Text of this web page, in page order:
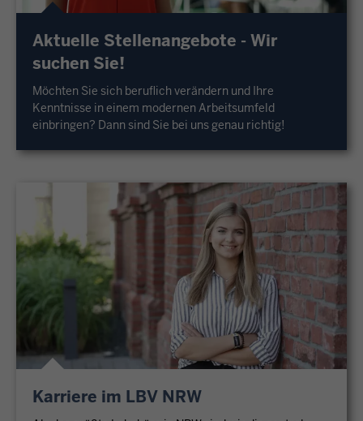
Aktuelle Stellenangebote - Wir
suchen Sie!
Möchten Sie sich beruflich verändern und Ihre
Kenntnisse in einem modernen Arbeitsumfeld
einbringen? Dann sind Sie bei uns genau richtig!
Karriere im LBV NRW